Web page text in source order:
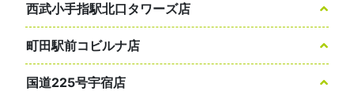
西武小手指駅北口タワーズ店
町田駅前コビルナ店
国道225号宇宿店